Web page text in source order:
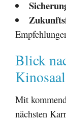
Blick
Kinosaal
Mit
nächsten